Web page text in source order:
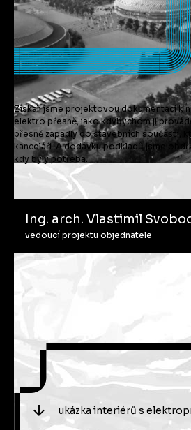
Získali jsme projektovou dokumentaci k
elektro přesně, jako kdybychom ji
přesně zapadly do stavebních součástí,
kanceláři. A dodávku podkladů jsme
kdy byly potřeba.
Ing. arch. Vlastimil
vedoucí projektu objednatele
ukázka interiérů s